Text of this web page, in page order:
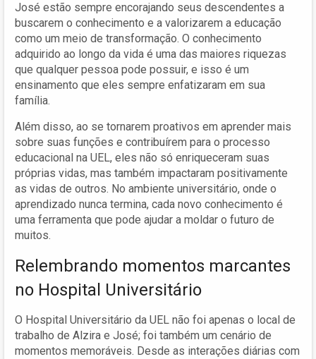
José estão sempre encorajando seus descendentes a
buscarem o conhecimento e a valorizarem a educação
como um meio de transformação. O conhecimento
adquirido ao longo da vida é uma das maiores riquezas
que qualquer pessoa pode possuir, e isso é um
ensinamento que eles sempre enfatizaram em sua
família.
Além disso, ao se tornarem proativos em aprender mais
sobre suas funções e contribuírem para o processo
educacional na UEL, eles não só enriqueceram suas
próprias vidas, mas também impactaram positivamente
as vidas de outros. No ambiente universitário, onde o
aprendizado nunca termina, cada novo conhecimento é
uma ferramenta que pode ajudar a moldar o futuro de
muitos.
Relembrando momentos marcantes
no Hospital Universitário
O Hospital Universitário da UEL não foi apenas o local de
trabalho de Alzira e José; foi também um cenário de
momentos memoráveis. Desde as interações diárias com